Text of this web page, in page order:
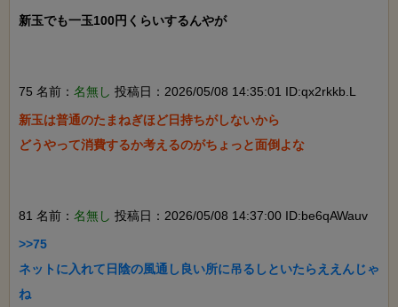
新玉でも一玉100円くらいするんやが
75 名前： 名無し 投稿日：2026/05/08 14:35:01 ID:qx2rkkb.L
新玉は普通のたまねぎほど日持ちがしないから
どうやって消費するか考えるのがちょっと面倒よな
81 名前： 名無し 投稿日：2026/05/08 14:37:00 ID:be6qAWauv
>>75
ネットに入れて日陰の風通し良い所に吊るしといたらええんじゃ
ね